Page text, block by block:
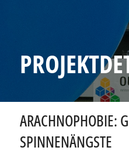
ARACHNOPHOBIE:
SPINNENÄNGSTE